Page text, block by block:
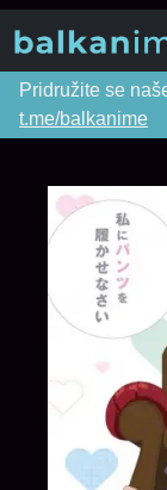
Pridružite se
t.me/balkanime